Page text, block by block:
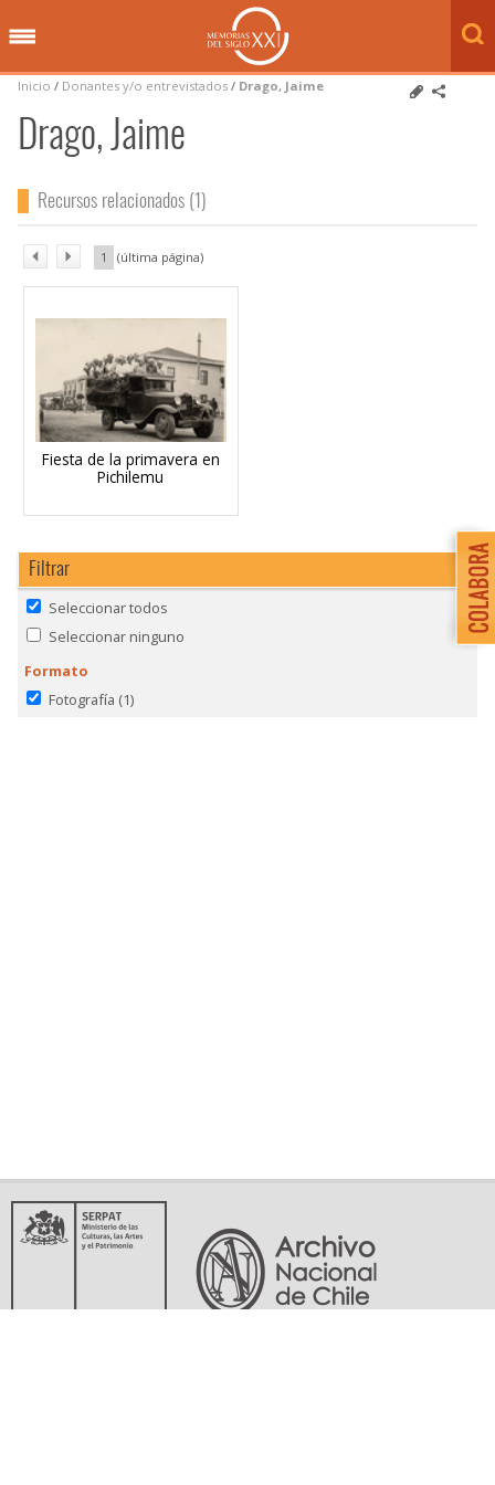
Inicio / Donantes y/o entrevistados / Drago, Jaime
Drago, Jaime
Recursos relacionados (1)
Fiesta de la primavera en
Pichilemu
1
Filtrar
Seleccionar todos
Seleccionar ninguno
Formato
Fotografía (1)